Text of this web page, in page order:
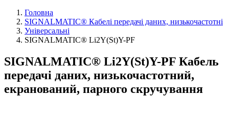
Головна
SIGNALMATIC® Кабелі передачі даних, низькочастотні
Універсальні
SIGNALMATIC® Li2Y(St)Y-PF
SIGNALMATIC® Li2Y(St)Y-PF Кабель
передачі даних, низькочастотний,
екранований, парного скручування